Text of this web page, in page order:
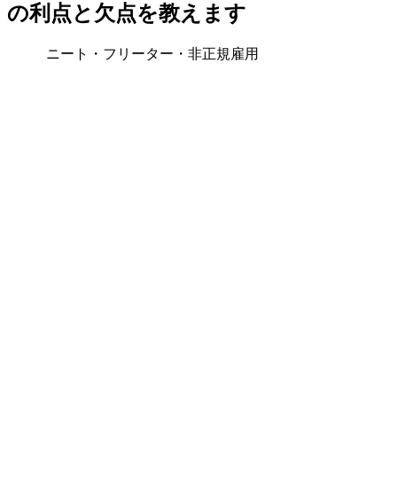
の利点と欠点を教えます
ニート・フリーター・非正規雇用